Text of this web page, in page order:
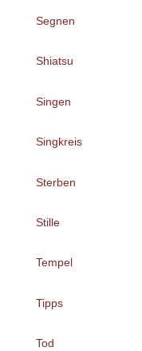
Segnen
Shiatsu
Singen
Singkreis
Sterben
Stille
Tempel
Tipps
Tod